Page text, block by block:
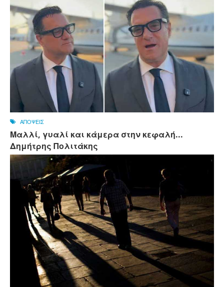
ΑΠΟΨΕΙΣ
Μαλλί, γυαλί και κάμερα στην κεφαλή...
Δημήτρης Πολιτάκης